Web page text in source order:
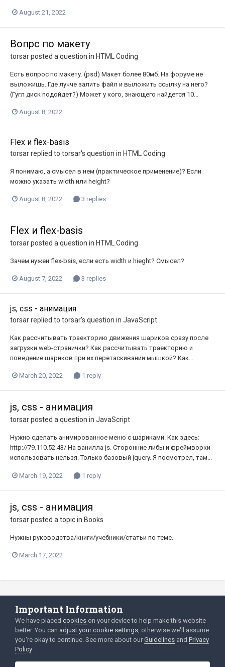
August 21, 2022
Вопрс по макету
torsarposted a question in HTML Coding
Есть вопрос по макету. (psd) Макет более 80мб. На форуме не
выложишь. Где лучче залить файл и выложить ссылку на него?
(Гугл диск подойдет?) Может у кого, знающего найдется 10...
August 8, 2022
Flex и flex-basis
torsarreplied to torsar's question in HTML Coding
Я понимаю, а смысел в нем (практическое применение)? Если
можно указать width или height?
August 8, 2022 3 replies
Flex и flex-basis
torsarposted a question in HTML Coding
Зачем нужен flex-bsis, если есть width и hieght? Смысел?
August 7, 2022 3 replies
js, css - анимация
torsarreplied to torsar's question in JavaScript
Как рассчитывать траекторию движения шариков сразу после
загрузки web-странички? Как рассчитывать траекторию и
поведение шариков при их перетаскивании мышкой? Как...
March 20, 2022 1 reply
js, css - анимация
torsarposted a question in JavaScript
Нужно сделать анимированное меню с шариками. Как здесь:
http://79.110.52.43/ На ванилла js. Сторонние либы и фреймворки
использовать нельзя. Только базовый jquery. Я посмотрел, там...
March 19, 2022 1 reply
js, css - анимация
torsarposted a topic in Books
Нужны руководства/книги/учебники/статьи по теме.
March 17, 2022
Language Privacy Policy
2003-Today ©htmlforum.dev Powered by Invision Community
Important Information
We have placed cookies on your device to help make this website
better. You can adjust your cookie settings, otherwise we'll assume
you're okay to continue. See more about our Guidelines and Privacy
Policy